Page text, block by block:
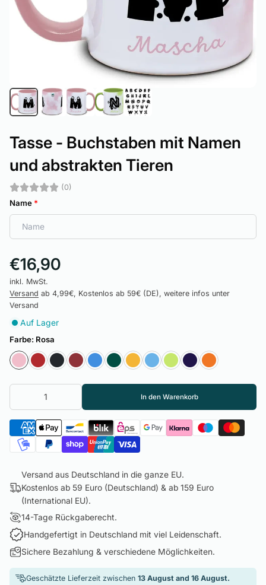
Tasse - Buchstaben mit Namen
und abstrakten Tieren
(0)
Name *
€16,90
inkl. MwSt.
Versand ab 4,99€, Kostenlos ab 59€ (DE), weitere infos unter
Versand
Auf Lager
Farbe: Rosa
In den Warenkorb
Versand aus Deutschland in die ganze EU.
Kostenlos ab 59 Euro (Deutschland) & ab 159 Euro
(International EU).
14-Tage Rückgaberecht.
Handgefertigt in Deutschland mit viel Leidenschaft.
Sichere Bezahlung & verschiedene Möglichkeiten.
Geschätzte Lieferzeit zwischen 13 August and 16 August.